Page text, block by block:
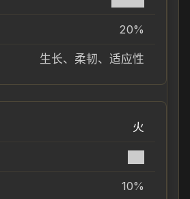
20%
生长、柔韧、适应性
火
10%